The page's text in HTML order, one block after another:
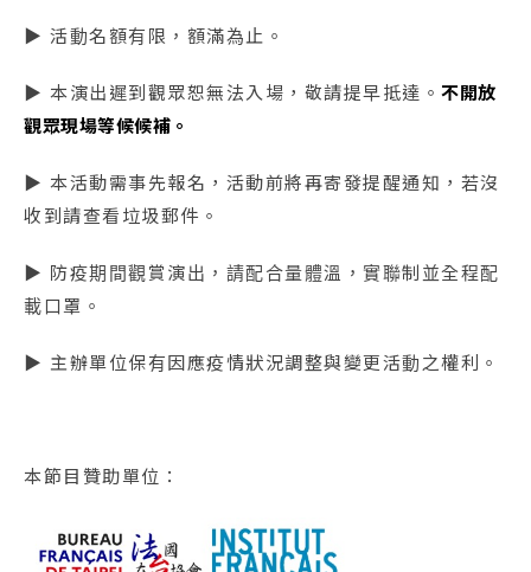
▶ 活動名額有限，額滿為止。
▶ 本演出遲到觀眾恕無法入場，敬請提早抵達。 不開放
觀眾現場等候候補。
▶ 本活動需事先報名，活動前將再寄發提醒通知，若沒
收到請查看垃圾郵件。
▶ 防疫期間觀賞演出，請配合量體溫，實聯制並全程配
載口罩。
▶ 主辦單位保有因應疫情狀況調整與變更活動之權利。
本節目贊助單位：